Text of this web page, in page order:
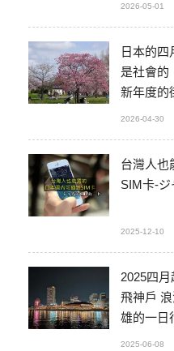
2026-05-01
日本的四
是社會的
新年度的
2026-04-30
台灣人也
SIM卡-ジ
2025-12-10
2025四
飛神戶
雄的一日
2025-06-08